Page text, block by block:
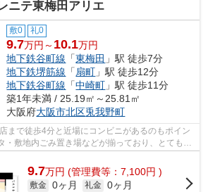
ニテ東梅田アリエ
敷0 礼0
9.7万円～ 10.1万円
地下鉄谷町線 「東梅田 」駅 徒歩7分
地下鉄堺筋線 「 扇町 」駅 徒歩12分
地下鉄谷町線 「中崎町 」駅 徒歩11分
築1年未満 / 25.19㎡～25.81㎡
大阪府大阪市北区兎我野町
まで徒歩4分と近場にコンビニがあるのもポイン
・敷地内ごみ置き場などが揃っており、とても充
件はマンシ...
9.7万円 (管理費等：7,100円 )
敷金 0ヶ月 礼金 0ヶ月